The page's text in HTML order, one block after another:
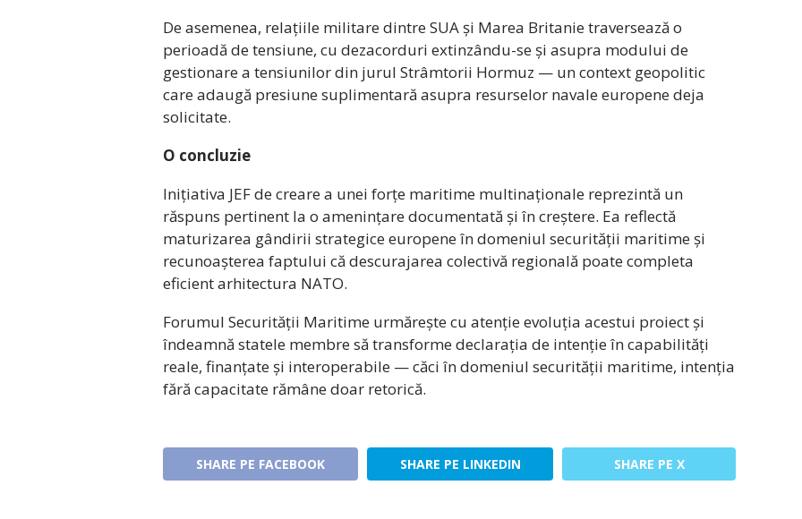
De asemenea, relațiile militare dintre SUA și Marea Britanie traversează o
perioadă de tensiune, cu dezacorduri extinzându-se și asupra modului de
gestionare a tensiunilor din jurul Strâmtorii Hormuz — un context geopolitic
care adaugă presiune suplimentară asupra resurselor navale europene deja
solicitate.
O concluzie
Inițiativa JEF de creare a unei forțe maritime multinaționale reprezintă un
răspuns pertinent la o amenințare documentată și în creștere. Ea reflectă
maturizarea gândirii strategice europene în domeniul securității maritime și
recunoașterea faptului că descurajarea colectivă regională poate completa
eficient arhitectura NATO.
Forumul Securității Maritime urmărește cu atenție evoluția acestui proiect și
îndeamnă statele membre să transforme declarația de intenție în capabilități
reale, finanțate și interoperabile — căci în domeniul securității maritime, intenția
fără capacitate rămâne doar retorică.
SHARE PE FACEBOOK SHARE PE LINKEDIN SHARE PE X